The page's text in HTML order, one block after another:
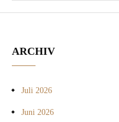
ARCHIV
Juli 2026
Juni 2026